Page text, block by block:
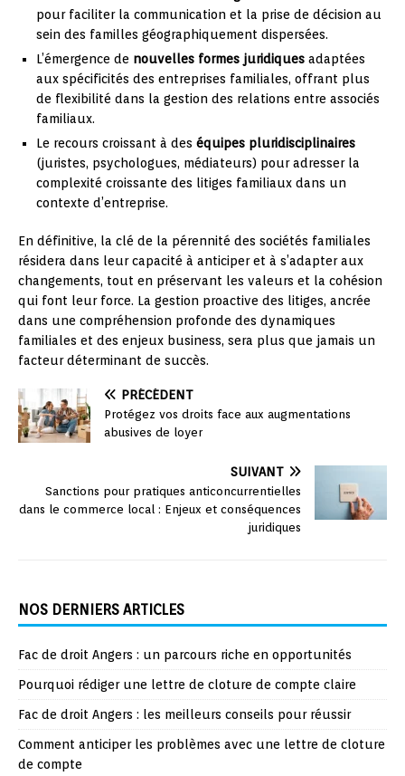
pour faciliter la communication et la prise de décision au
sein des familles géographiquement dispersées.
L’émergence de nouvelles formes juridiques adaptées
aux spécificités des entreprises familiales, offrant plus
de flexibilité dans la gestion des relations entre associés
familiaux.
Le recours croissant à des équipes pluridisciplinaires
(juristes, psychologues, médiateurs) pour adresser la
complexité croissante des litiges familiaux dans un
contexte d’entreprise.
En définitive, la clé de la pérennité des sociétés familiales
résidera dans leur capacité à anticiper et à s’adapter aux
changements, tout en préservant les valeurs et la cohésion
qui font leur force. La gestion proactive des litiges, ancrée
dans une compréhension profonde des dynamiques
familiales et des enjeux business, sera plus que jamais un
facteur déterminant de succès.
PRÉCÉDENT
Protégez vos droits face aux augmentations
abusives de loyer
SUIVANT
Sanctions pour pratiques anticoncurrentielles
dans le commerce local : Enjeux et conséquences
juridiques
NOS DERNIERS ARTICLES
Fac de droit Angers : un parcours riche en opportunités
Pourquoi rédiger une lettre de cloture de compte claire
Fac de droit Angers : les meilleurs conseils pour réussir
Comment anticiper les problèmes avec une lettre de cloture
de compte